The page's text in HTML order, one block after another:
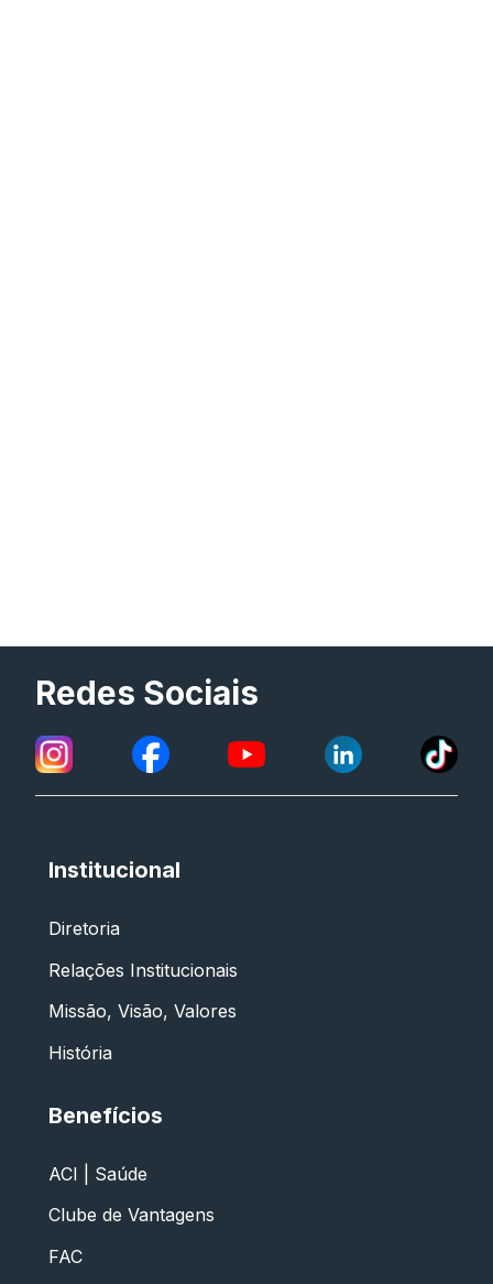
Redes Sociais
Institucional
Diretoria
Relações Institucionais
Missão, Visão, Valores
História
Benefícios
ACI | Saúde
Clube de Vantagens
FAC